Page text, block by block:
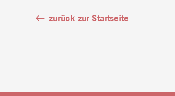
zurück zur Startseite